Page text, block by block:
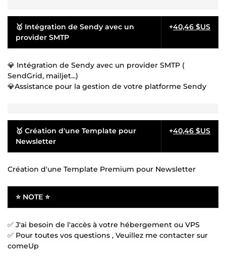
🥇 Intégration de Sendy avec un
provider SMTP
+40,46 $US
💎 Intégration de Sendy avec un provider SMTP (
SendGrid, mailjet...)
💎Assistance pour la gestion de votre platforme Sendy
🥇 Création d'une Template pour
Newsletter
+40,46 $US
Création d'une Template Premium pour Newsletter
⭐ NOTE ⭐
✅ J'ai besoin de l'accès à votre hébergement ou VPS
✅ Pour toutes vos questions , Veuillez me contacter sur
comeUp